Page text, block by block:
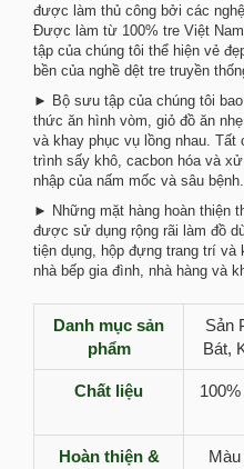
được làm thủ công bởi các
Được làm từ 100% tre Việt
tập của chúng tôi thể hiện vẻ
bền của nghề dệt tre truyền
► Bộ sưu tập của chúng tôi
thức ăn hình vòm, giỏ đồ ăn
và khay phục vụ lồng nhau. Tất
trình sấy khô, cacbon hóa và
nhập của nấm mốc và sâu bệnh.
► Những mặt hàng hoàn thiện
được sử dụng rộng rãi làm đồ
tiện dụng, hộp đựng trang trí
nhà bếp gia đình, nhà hàng và
Danh mục sản
phẩm
Sản
Bát,
Chất liệu
Hoàn thiện &